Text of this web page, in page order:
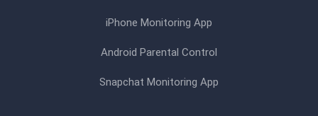
iPhone Monitoring App
Android Parental Control
Snapchat Monitoring App